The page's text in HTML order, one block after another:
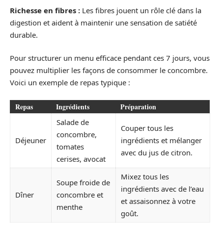
Richesse en fibres : Les fibres jouent un rôle clé dans la
digestion et aident à maintenir une sensation de satiété
durable.
Pour structurer un menu efficace pendant ces 7 jours, vous
pouvez multiplier les façons de consommer le concombre.
Voici un exemple de repas typique :
Repas Ingrédients Préparation
Déjeuner
Salade de
concombre,
tomates
cerises, avocat
Couper tous les
ingrédients et mélanger
avec du jus de citron.
Dîner
Soupe froide de
concombre et
menthe
Mixez tous les
ingrédients avec de l’eau
et assaisonnez à votre
goût.